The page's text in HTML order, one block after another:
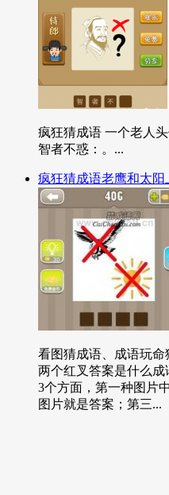
疯狂猜成语 一个老人
智者不惑：。...
疯狂猜成语老鹰和太
看图猜成语、成语玩
两个红叉答案是什么
3个方面，第一种图片
图片就是答案；第三...